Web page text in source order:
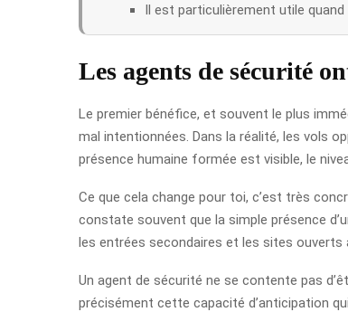
Il est particulièrement utile
Les agents de sécurité
Le premier bénéfice, et souvent le plus
mal intentionnées. Dans la réalité, les vols
présence humaine formée est visible, le
Ce que cela change pour toi, c’est très
constate souvent que la simple présence
les entrées secondaires et les sites ouverts
Un agent de sécurité ne se contente pas
précisément cette capacité d’anticipation